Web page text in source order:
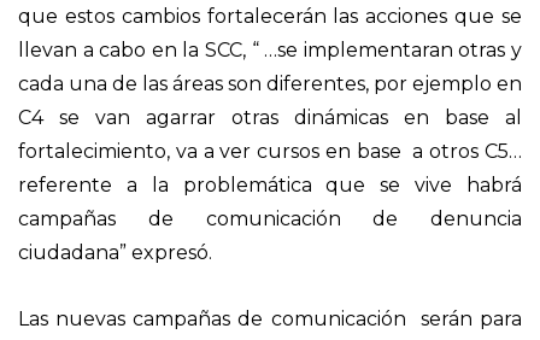
que estos cambios fortalecerán las acciones que se
llevan a cabo en la SCC, “ …se implementaran otras y
cada una de las áreas son diferentes, por ejemplo en
C4 se van agarrar otras dinámicas en base al
fortalecimiento, va a ver cursos en base a otros C5…
referente a la problemática que se vive habrá
campañas de comunicación de denuncia
ciudadana” expresó.
Las nuevas campañas de comunicación serán para